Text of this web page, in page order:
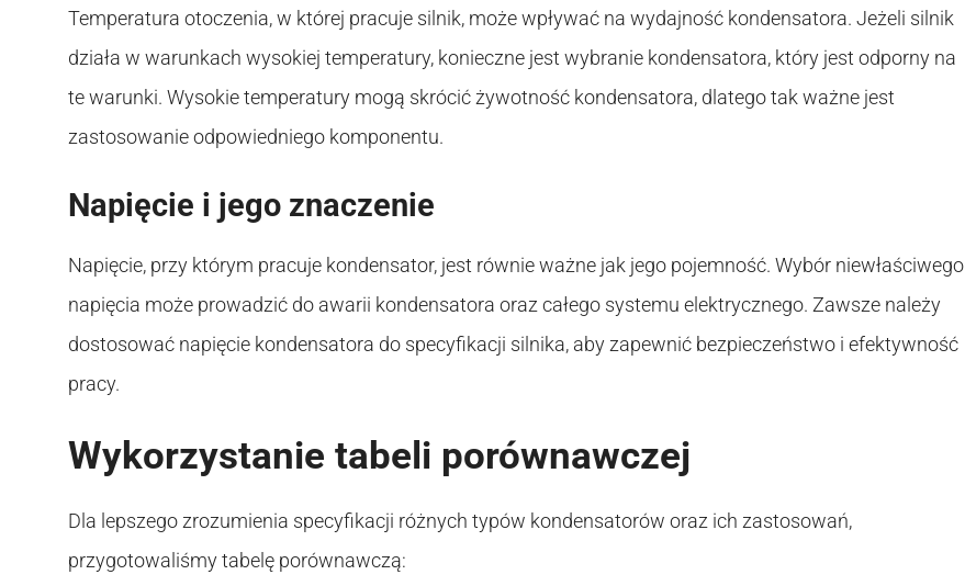
Temperatura otoczenia, w której pracuje silnik, może wpływać na wydajność kondensatora. Jeżeli silnik
działa w warunkach wysokiej temperatury, konieczne jest wybranie kondensatora, który jest odporny na
te warunki. Wysokie temperatury mogą skrócić żywotność kondensatora, dlatego tak ważne jest
zastosowanie odpowiedniego komponentu.
Napięcie i jego znaczenie
Napięcie, przy którym pracuje kondensator, jest równie ważne jak jego pojemność. Wybór niewłaściwego
napięcia może prowadzić do awarii kondensatora oraz całego systemu elektrycznego. Zawsze należy
dostosować napięcie kondensatora do specyfikacji silnika, aby zapewnić bezpieczeństwo i efektywność
pracy.
Wykorzystanie tabeli porównawczej
Dla lepszego zrozumienia specyfikacji różnych typów kondensatorów oraz ich zastosowań,
przygotowaliśmy tabelę porównawczą: